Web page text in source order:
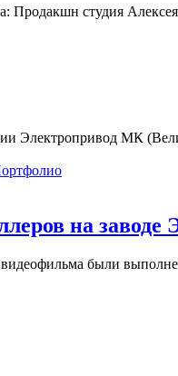
Продакшн студия
Электропривод МК
на
были